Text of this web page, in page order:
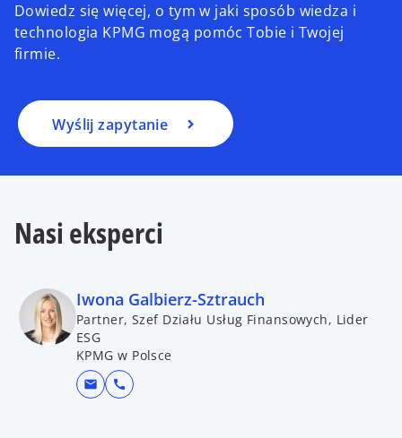
Dowiedz się więcej, o tym w jaki sposób wiedza i
technologia KPMG mogą pomóc Tobie i Twojej
firmie.
Wyślij zapytanie
Nasi eksperci
Iwona Galbierz-Sztrauch
Partner, Szef Działu Usług Finansowych, Lider
ESG
KPMG w Polsce
mail call